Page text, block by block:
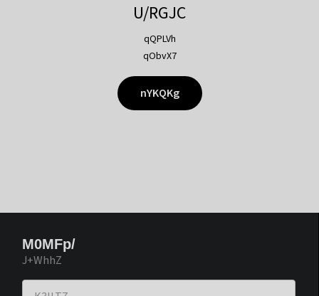
U/RGJC
qQPLVh
qObvX7
nYKQKg
M0MFp/
J+WhhZ